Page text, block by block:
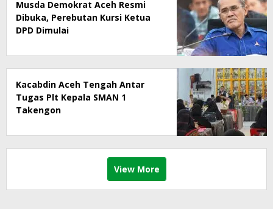
Musda Demokrat Aceh Resmi
Dibuka, Perebutan Kursi Ketua
DPD Dimulai
Kacabdin Aceh Tengah Antar
Tugas Plt Kepala SMAN 1
Takengon
View More